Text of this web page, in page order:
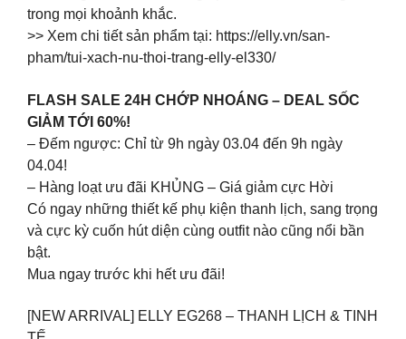
trong mọi khoảnh khắc.
>> Xem chi tiết sản phẩm tại: https://elly.vn/san-
pham/tui-xach-nu-thoi-trang-elly-el330/
FLASH SALE 24H CHỚP NHOÁNG – DEAL SỐC
GIẢM TỚI 60%!
– Đếm ngược: Chỉ từ 9h ngày 03.04 đến 9h ngày
04.04!
– Hàng loạt ưu đãi KHỦNG – Giá giảm cực Hời
Có ngay những thiết kế phụ kiện thanh lịch, sang trọng
và cực kỳ cuốn hút diện cùng outfit nào cũng nổi bần
bật.
Mua ngay trước khi hết ưu đãi!
[NEW ARRIVAL] ELLY EG268 – THANH LỊCH & TINH